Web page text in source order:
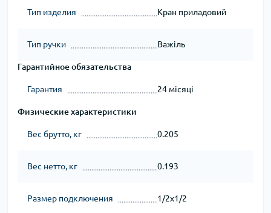
Тип изделия Кран приладовий
Тип ручки Важіль
Гарантийное обязательства
Гарантия 24 місяці
Физические характеристики
Вес брутто, кг 0.205
Вес нетто, кг 0.193
Размер подключения 1/2x1/2